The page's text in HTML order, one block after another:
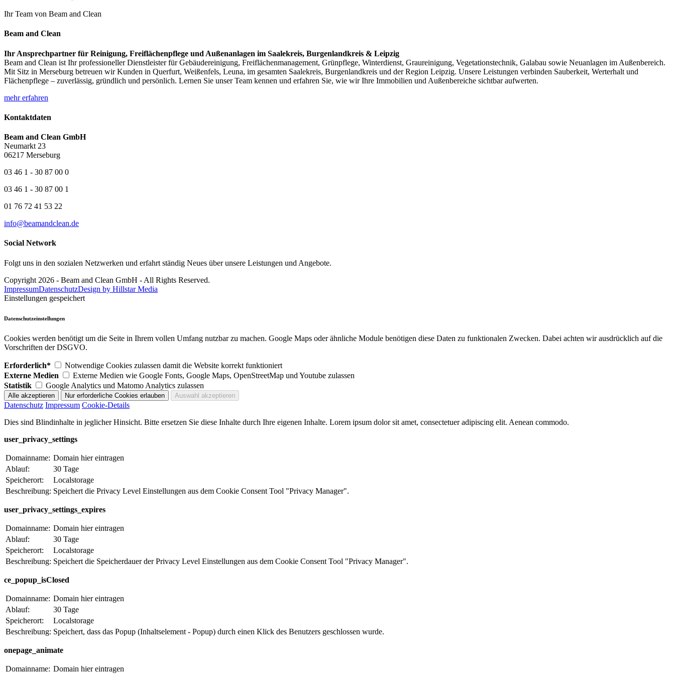
Ihr Team von Beam and Clean
Beam and Clean
Ihr Ansprechpartner für Reinigung, Freiflächenpflege und Außenanlagen im Saalekreis, Burgenlandkreis & Leipzig
Beam and Clean ist Ihr professioneller Dienstleister für Gebäudereinigung, Freiflächenmanagement, Grünpflege, Winterdienst, Graureinigung, Vegetationstechnik, Galabau sowie Neuanlagen im Außenbereich.
Mit Sitz in Merseburg betreuen wir Kunden in Querfurt, Weißenfels, Leuna, im gesamten Saalekreis, Burgenlandkreis und der Region Leipzig. Unsere Leistungen verbinden Sauberkeit, Werterhalt und
Flächenpflege – zuverlässig, gründlich und persönlich. Lernen Sie unser Team kennen und erfahren Sie, wie wir Ihre Immobilien und Außenbereiche sichtbar aufwerten.
mehr erfahren
Kontaktdaten
Beam and Clean GmbH
Neumarkt 23
06217 Merseburg
03 46 1 - 30 87 00 0
03 46 1 - 30 87 00 1
01 76 72 41 53 22
info@beamandclean.de
Social Network
Folgt uns in den sozialen Netzwerken und erfahrt ständig Neues über unsere Leistungen und Angebote.
Copyright 2026 - Beam and Clean GmbH - All Rights Reserved.
ImpressumDatenschutzDesign by Hillstar Media
Einstellungen gespeichert
Datenschutzeinstellungen
Cookies werden benötigt um die Seite in Ihrem vollen Umfang nutzbar zu machen. Google Maps oder ähnliche Module benötigen diese Daten zu funktionalen Zwecken. Dabei achten wir ausdrücklich auf die
Vorschriften der DSGVO.
Erforderlich*
Notwendige Cookies zulassen damit die Website korrekt funktioniert
Externe Medien
Externe Medien wie Google Fonts, Google Maps, OpenStreetMap und Youtube zulassen
Statistik
Google Analytics und Matomo Analytics zulassen
Datenschutz Impressum Cookie-Details
Dies sind Blindinhalte in jeglicher Hinsicht. Bitte ersetzen Sie diese Inhalte durch Ihre eigenen Inhalte. Lorem ipsum dolor sit amet, consectetuer adipiscing elit. Aenean commodo.
user_privacy_settings
Domainname: Domain hier eintragen
Ablauf:
30 Tage
Speicherort:
Localstorage
Beschreibung: Speichert die Privacy Level Einstellungen aus dem Cookie Consent Tool "Privacy Manager".
user_privacy_settings_expires
Domainname: Domain hier eintragen
Ablauf:
30 Tage
Speicherort:
Localstorage
Beschreibung: Speichert die Speicherdauer der Privacy Level Einstellungen aus dem Cookie Consent Tool "Privacy Manager".
ce_popup_isClosed
Domainname: Domain hier eintragen
Ablauf:
30 Tage
Speicherort:
Localstorage
Beschreibung: Speichert, dass das Popup (Inhaltselement - Popup) durch einen Klick des Benutzers geschlossen wurde.
onepage_animate
Domainname: Domain hier eintragen